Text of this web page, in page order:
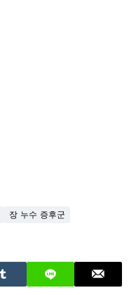
장 누수 증후군